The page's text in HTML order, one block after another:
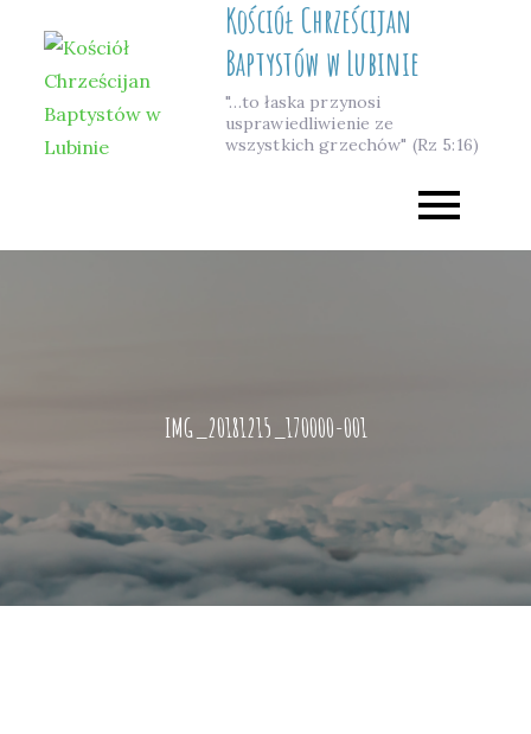
content
Kościół Chrześcijan
Baptystów w Lubinie
"…to łaska przynosi
usprawiedliwienie ze
wszystkich grzechów" (Rz 5:16)
IMG_20181215_170000-001